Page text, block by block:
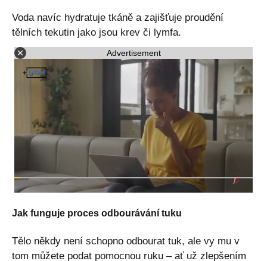
Voda navíc hydratuje tkáně a zajišťuje proudění
tělních tekutin jako jsou krev či lymfa.
Advertisement
Jak funguje proces odbourávání tuku
Tělo někdy není schopno odbourat tuk, ale vy mu v
tom můžete podat pomocnou ruku – ať už zlepšením